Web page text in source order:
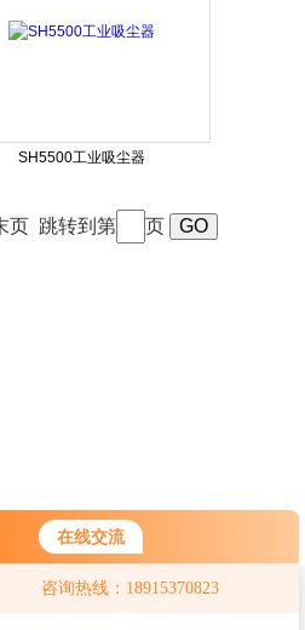
在线交流
咨询热线：18915370823
SH5500工业吸尘器
页 跳转到第 页